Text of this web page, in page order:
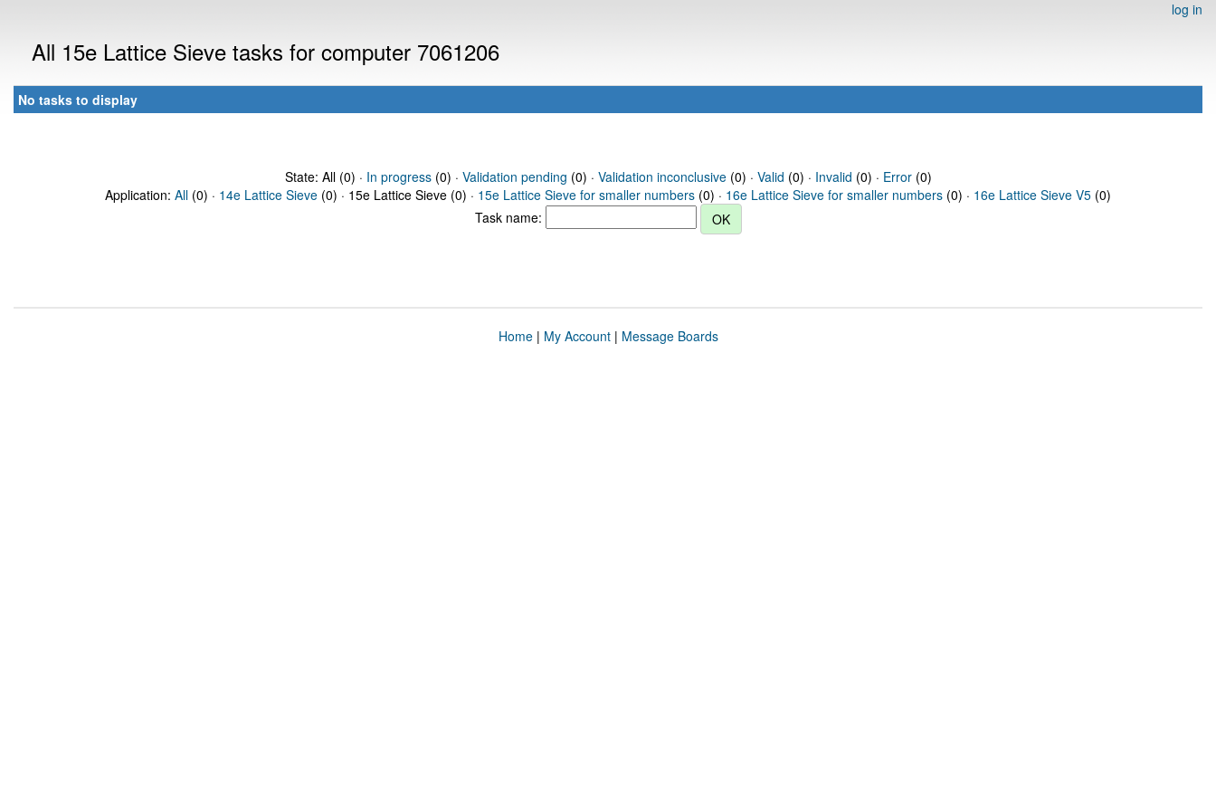
log in
All 15e Lattice Sieve tasks for computer 7061206
No tasks to display
State: All (0) · In progress(0) · Validation pending (0) · Validation inconclusive(0) · Valid (0) · Invalid (0) · Error(0)
Application: All (0) · 14e Lattice Sieve (0) · 15e Lattice Sieve (0) · 15e Lattice Sieve for smaller numbers (0) · 16e Lattice Sieve for smaller numbers (0) · 16e Lattice Sieve V5 (0)
Task name:
Home| My Account| Message Boards